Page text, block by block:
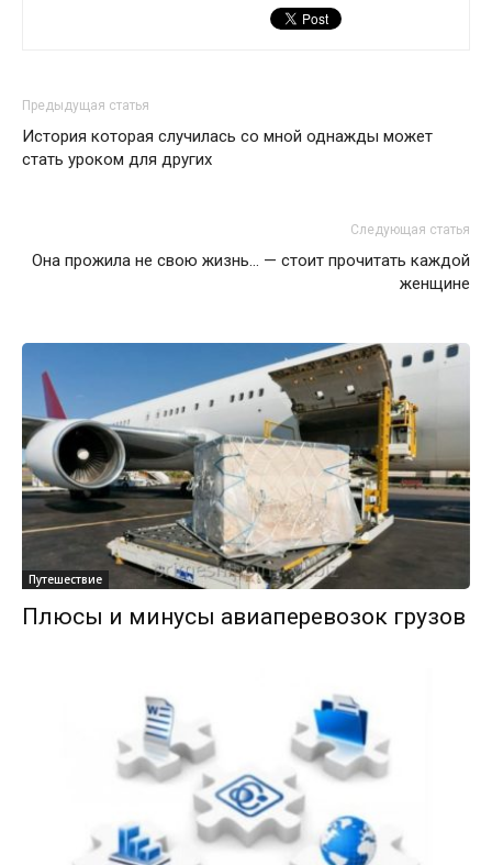
Предыдущая статья
История которая случилась со мной однажды может
стать уроком для других
Следующая статья
Она прожила не свою жизнь… — стоит прочитать каждой
женщине
Путешествие
Плюсы и минусы авиаперевозок грузов